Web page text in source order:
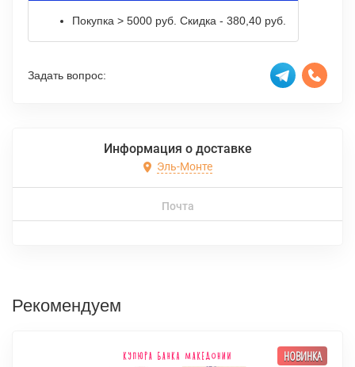
Покупка > 5000 руб. Скидка - 380,40 руб.
Задать вопрос:
Информация о доставке
Эль-Монте
Почта
Рекомендуем
НОВИНКА